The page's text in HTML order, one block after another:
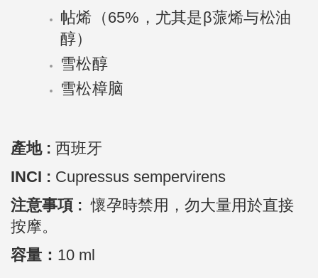
帖烯（65%，尤其是β蒎烯与松油
醇）
雪松醇
雪松樟脑
產地 : 西班牙
INCI : Cupressus sempervirens
注意事項 :懷孕時禁用，勿大量用於直接
按摩。
容量： 10 ml